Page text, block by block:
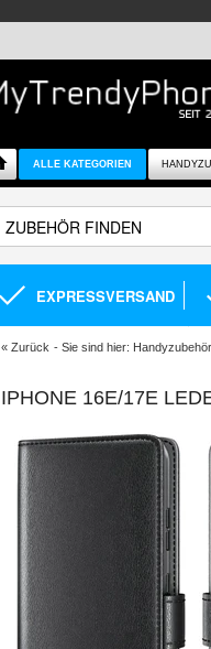
ALLE KATEGORIEN
EXPRESSVERSAND
« Zurück - Sie sind hier: Handyzubehör
IPHONE 16E/17E